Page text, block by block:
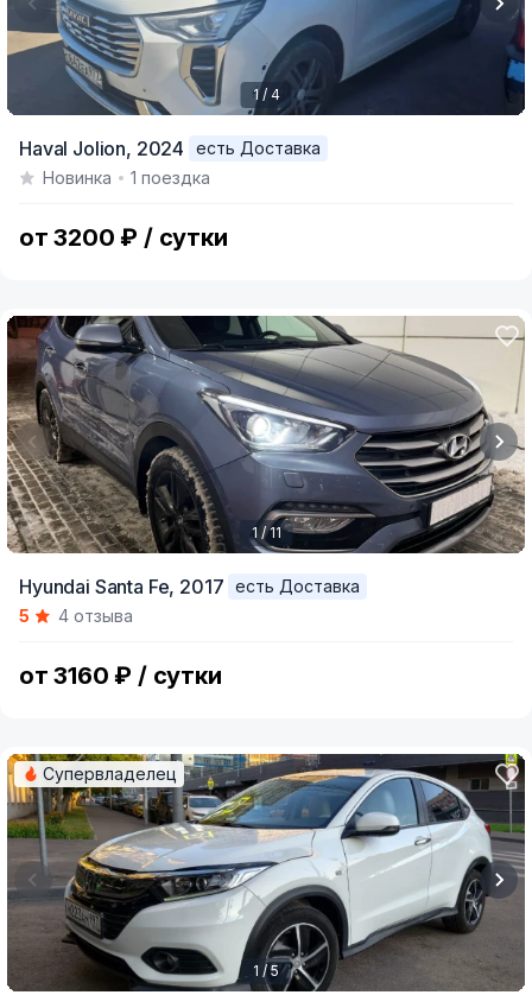
of
1 / 4
Haval Jolion, 2024
есть Доставка
Новинка
1 поездка
от 3200 ₽ / сутки
of
1 / 11
Hyundai Santa Fe, 2017
есть Доставка
5
4 отзыва
от 3160 ₽ / сутки
Супервладелец
1 / 5